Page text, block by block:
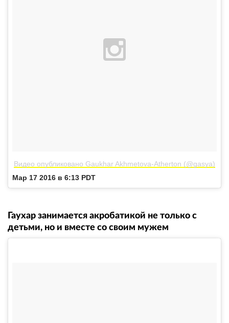
Видео опубликовано Gaukhar Akhmetova-Atherton (@gasya)
Мар 17 2016 в 6:13 PDT
Гаухар занимается акробатикой не только с
детьми, но и вместе со своим мужем